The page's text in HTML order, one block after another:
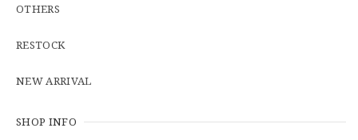
OTHERS
RESTOCK
NEW ARRIVAL
SHOP INFO